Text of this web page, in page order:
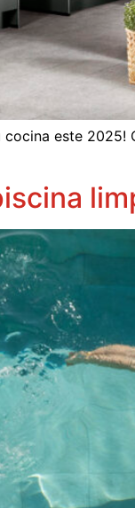
cocina este